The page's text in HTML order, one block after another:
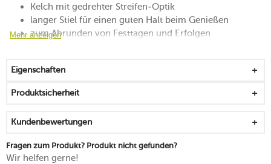
Kelch mit gedrehter Streifen-Optik
langer Stiel für einen guten Halt beim Genießen
zum Abrunden von Festtagen und Erfolgen
Mehr anzeigen
Eigenschaften
Produktsicherheit
Kundenbewertungen
Fragen zum Produkt? Produkt nicht gefunden?
Wir helfen gerne!